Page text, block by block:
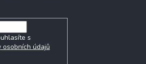
s
osobních údajů